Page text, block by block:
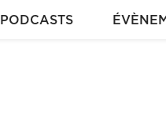
PODCASTS